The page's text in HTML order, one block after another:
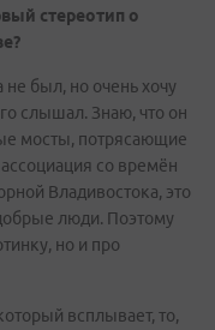
стереотип о
был, но очень хочу
слышал. Знаю, что он
мосты, потрясающие
со времён
Владивостока, это
люди. Поэтому
но и про
всплывает, то,